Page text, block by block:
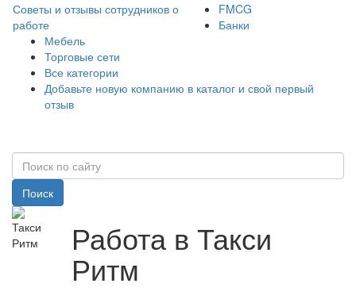
Советы и отзывы сотрудников о
работе
FMCG
Банки
Мебель
Торговые сети
Все категории
Добавьте новую компанию в каталог и свой первый
отзыв
Поиск
Работа в Такси
Ритм